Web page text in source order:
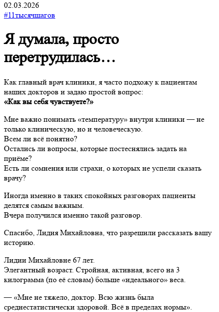
02.03.2026
#11тысячшагов
Я думала, просто
перетрудилась…
Как главный врач клиники, я часто подхожу к пациентам
наших докторов и задаю простой вопрос:
«Как вы себя чувствуете?»
Мне важно понимать «температуру» внутри клиники — не
только клиническую, но и человеческую.
Всем ли всё понятно?
Остались ли вопросы, которые постеснялись задать на
приёме?
Есть ли сомнения или страхи, о которых не успели сказать
врачу?
Иногда именно в таких спокойных разговорах пациенты
делятся самым важным.
Вчера получился именно такой разговор.
Спасибо, Лидия Михайловна, что разрешили рассказать вашу
историю.
Лидии Михайловне 67 лет.
Элегантный возраст. Стройная, активная, всего на 3
килограмма (по её словам) больше «идеального» веса.
— «Мне не тяжело, доктор. Всю жизнь была
среднестатистически здоровой. Всё в пределах нормы».